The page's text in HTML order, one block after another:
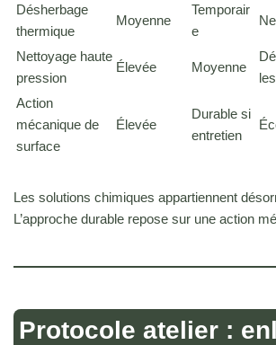
Désherbage
thermique
Moyenne
Temporair
e
Nettoyage haute
pression
Élevée Moyenne
Action
mécanique de
surface
Élevée
Durable si
entretien
Les solutions chimiques appartiennent
L’approche durable repose sur une action
Protocole atelier :